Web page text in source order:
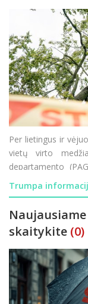
Per lietingus ir
vietų virto
departamento
gelbėtojai jau atliko
ant važiuojamosios
Trumpa
skaitykite (0)